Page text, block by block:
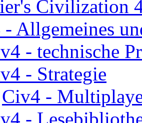
Civilization
Allgemeines
- technische
- Strategie
Civ4 -